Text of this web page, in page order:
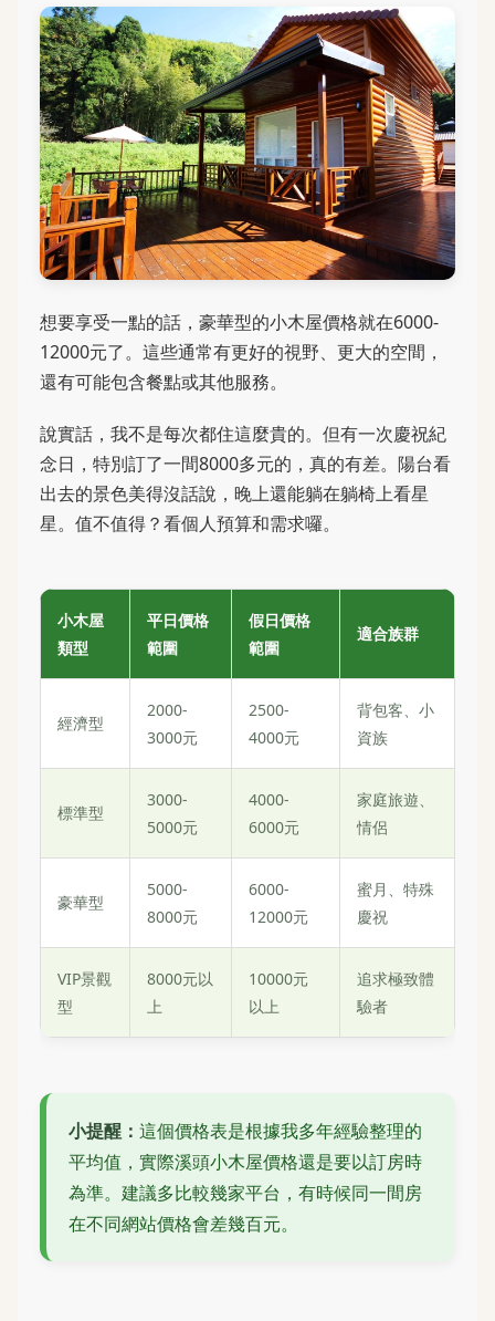
想要享受一點的話，豪華型的小木屋價格就在6000-
12000元了。這些通常有更好的視野、更大的空間，
還有可能包含餐點或其他服務。
說實話，我不是每次都住這麼貴的。但有一次慶祝紀
念日，特別訂了一間8000多元的，真的有差。陽台看
出去的景色美得沒話說，晚上還能躺在躺椅上看星
星。值不值得？看個人預算和需求囉。
小木屋
類型
平日價格
範圍
假日價格
範圍
適合族群
經濟型
2000-
3000元
2500-
4000元
背包客、小
資族
標準型
3000-
5000元
4000-
6000元
家庭旅遊、
情侶
豪華型
5000-
8000元
6000-
12000元
蜜月、特殊
慶祝
VIP景觀
型
8000元以
上
10000元
以上
追求極致體
驗者
小提醒： 這個價格表是根據我多年經驗整理的
平均值，實際溪頭小木屋價格還是要以訂房時
為準。建議多比較幾家平台，有時候同一間房
在不同網站價格會差幾百元。